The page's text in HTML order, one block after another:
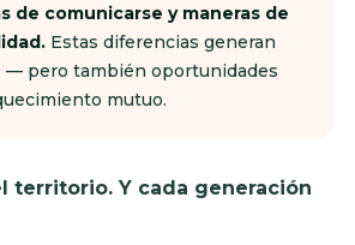
de comunicarse y maneras de
Estas diferencias generan
— pero también oportunidades
mutuo.
territorio. Y cada generación